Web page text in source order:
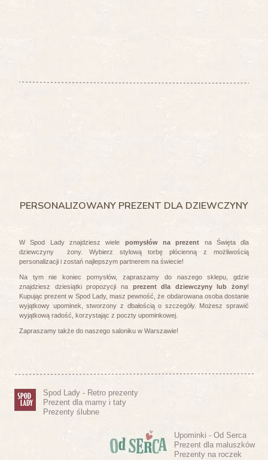
PERSONALIZOWANY PREZENT DLA DZIEWCZYNY
W Spod Lady znajdziesz wiele pomysłów na prezent na Święta dla
dziewczyny żony. Wybierz stylową torbę płócienną z możliwością
personalizacji i zostań najlepszym partnerem na świecie!
Na tym nie koniec pomysłów, zapraszamy do naszego sklepu, gdzie
znajdziesz dziesiątki propozycji na prezent dla dziewczyny lub żony!
Kupując prezent w Spod Lady, masz pewność, że obdarowana osoba dostanie
wyjątkowy upominek, stworzony z dbałością o szczegóły. Możesz sprawić
wyjątkową radość, korzystając z poczty upominkowej.
Zapraszamy także do naszego saloniku w Warszawie!
Spod Lady - Retro prezenty
Prezent dla mamy i taty
Prezenty ślubne
Upominki - Od Serca
Prezent dla maluszków
Prezenty na roczek